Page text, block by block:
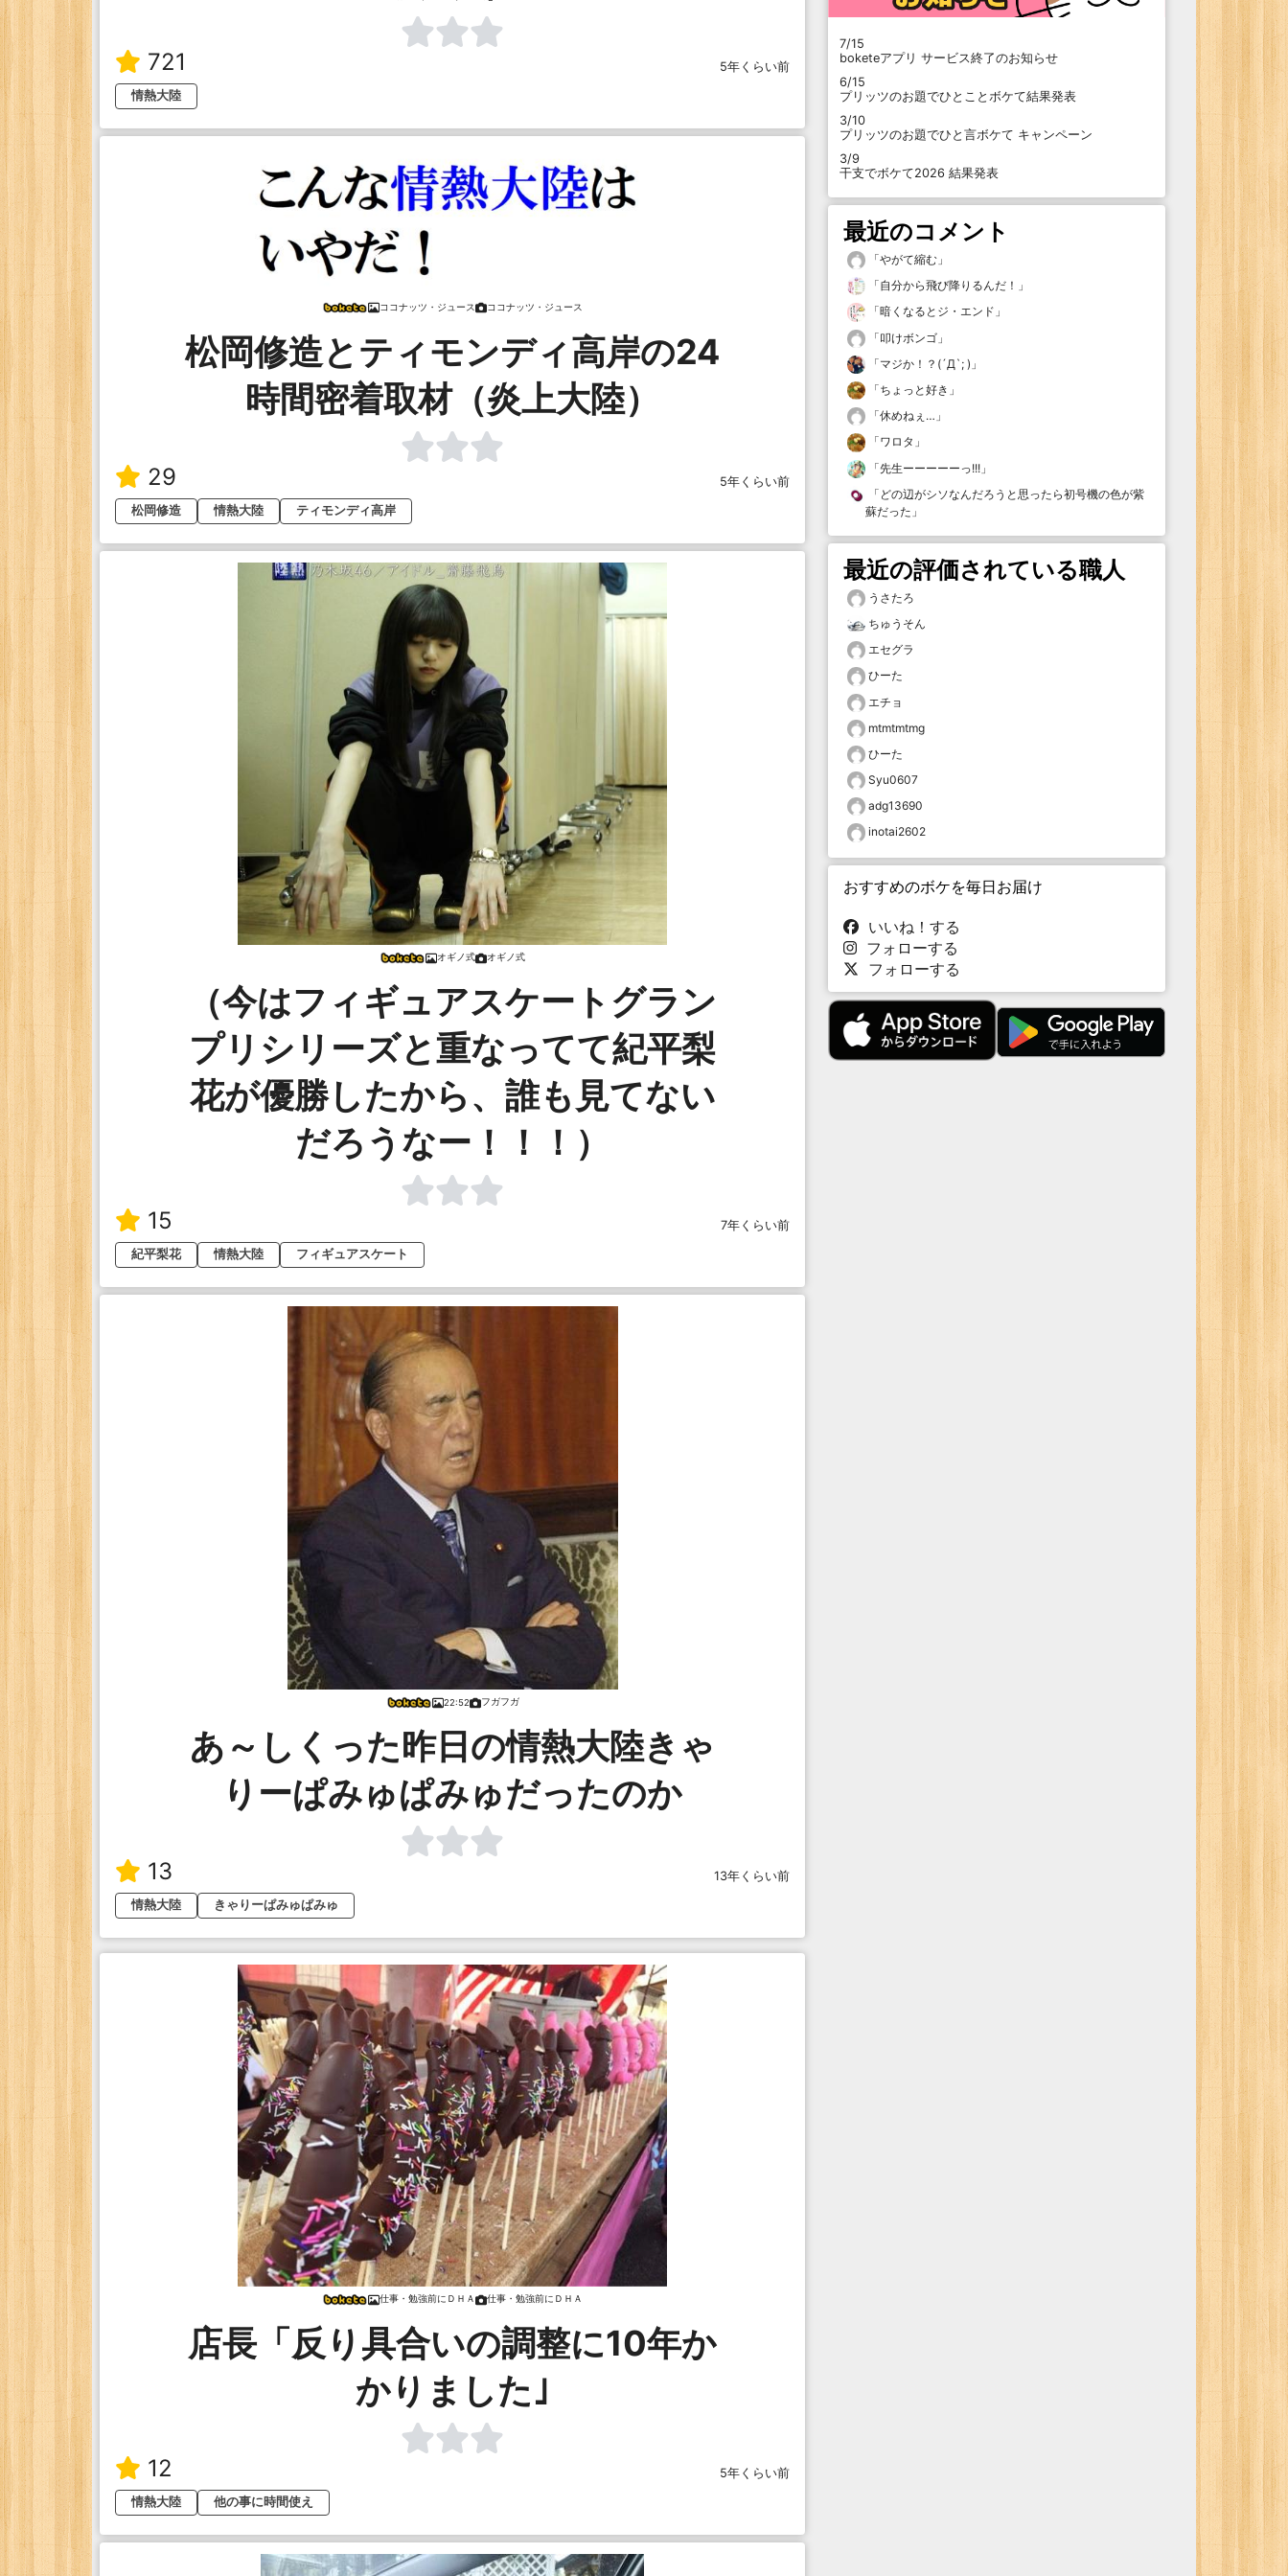
721
5年くらい前
情熱大陸
ココナッツ・ジュース ココナッツ・ジュース
松岡修造とティモンディ高岸の24
時間密着取材（炎上大陸）
29
5年くらい前
松岡修造
情熱大陸 ティモンディ高岸
オギノ式 オギノ式
（今はフィギュアスケートグラン
プリシリーズと重なってて紀平梨
花が優勝したから、誰も見てない
だろうなー！！！）
15
7年くらい前
紀平梨花
情熱大陸 フィギュアスケート
22:52 フガフガ
あ～しくった昨日の情熱大陸きゃ
りーぱみゅぱみゅだったのか
13
13年くらい前
情熱大陸
きゃりーぱみゅぱみゅ
仕事・勉強前にＤＨＡ 仕事・勉強前にＤＨＡ
店長「反り具合いの調整に10年か
かりました｣
12
5年くらい前
情熱大陸
他の事に時間使え
7/15
boketeアプリ サービス終了のお知らせ
6/15
プリッツのお題でひとことボケて結果発表
3/10
プリッツのお題でひと言ボケて キャンペーン
3/9
干支でボケて2026 結果発表
最近のコメント
「やがて縮む 」
「自分から飛び降りるんだ！ 」
「暗くなるとジ・エンド 」
「叩けボンゴ 」
「マジか！？(´Д`; ) 」
「ちょっと好き 」
「休めねぇ… 」
「ワロタ 」
「先生ーーーーーっ!!! 」
「 どの辺がシソなんだろうと思ったら初号機の色が紫
蘇だった 」
最近の評価されている職人
うさたろ
ちゅうそん
エセグラ
ひーた
エチョ
mtmtmtmg
ひーた
Syu0607
adg13690
inotai2602
おすすめのボケを毎日お届け
いいね！する
フォローする
フォローする